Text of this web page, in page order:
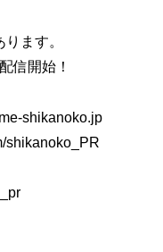
ます。
信開始！
shikanoko.jp
shikanoko_PR